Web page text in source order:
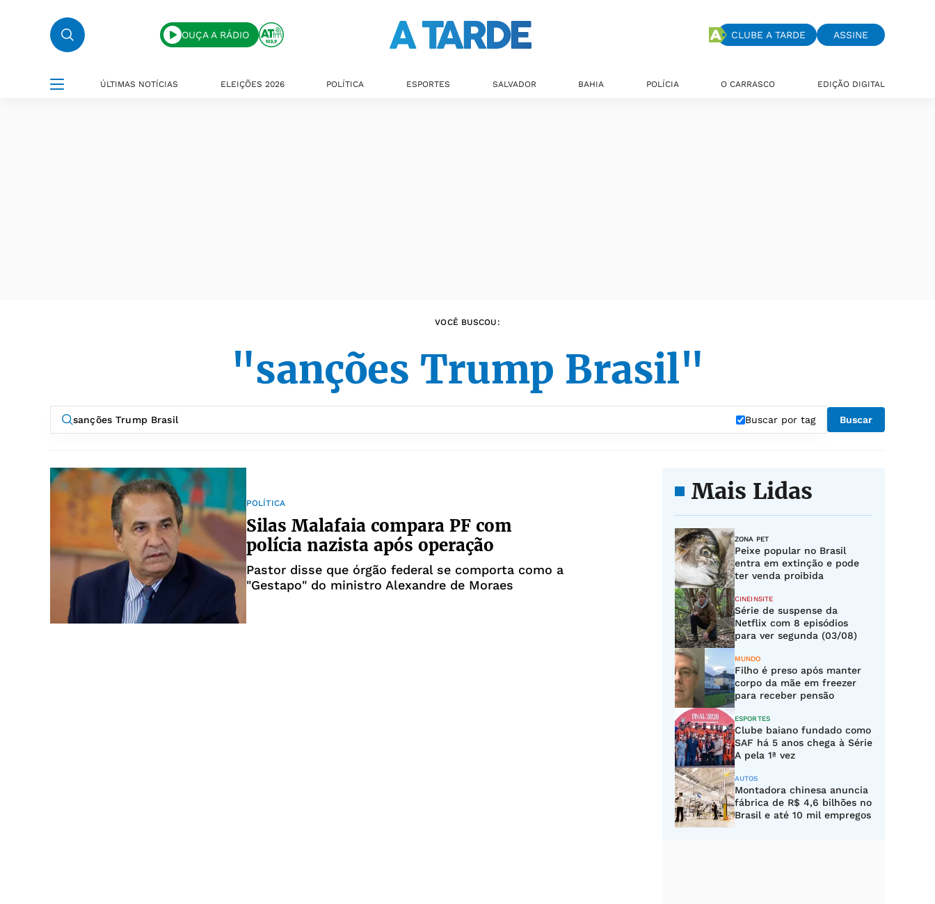
OUÇA A RÁDIO CLUBE A TARDE ASSINE
ÚLTIMAS NOTÍCIAS ELEIÇÕES 2026 POLÍTICA ESPORTES SALVADOR BAHIA POLÍCIA O CARRASCO EDIÇÃO DIGITAL
VOCÊ BUSCOU:
"sanções Trump Brasil"
Buscar por tag Buscar
POLÍTICA
Silas Malafaia compara PF com
polícia nazista após operação
Pastor disse que órgão federal se comporta como a
"Gestapo" do ministro Alexandre de Moraes
Mais Lidas
ZONA PET
Peixe popular no Brasil
entra em extinção e pode
ter venda proibida
CINEINSITE
Série de suspense da
Netflix com 8 episódios
para ver segunda (03/08)
MUNDO
Filho é preso após manter
corpo da mãe em freezer
para receber pensão
ESPORTES
Clube baiano fundado como
SAF há 5 anos chega à Série
A pela 1ª vez
AUTOS
Montadora chinesa anuncia
fábrica de R$ 4,6 bilhões no
Brasil e até 10 mil empregos